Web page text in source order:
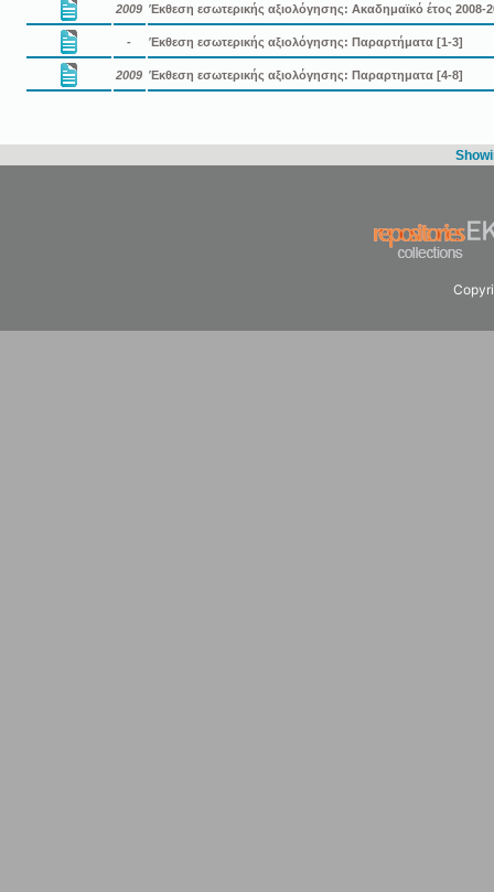
2009 Έκθεση εσωτερικής αξιολόγησης: Ακαδημαϊκό έτος 2008-
- Έκθεση εσωτερικής αξιολόγησης: Παραρτήματα [1-3]
2009 Έκθεση εσωτερικής αξιολόγησης: Παραρτηματα [4-8]